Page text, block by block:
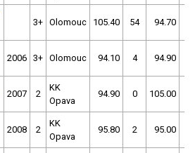
3+ Olomouc 105.40 54 94.70
2006 3+ Olomouc 94.10 4 94.90
2007 2
KK
Opava
94.90 0 105.00
2008 2
KK
Opava
95.80 2 95.00